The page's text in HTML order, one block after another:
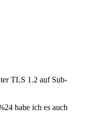
TLS 1.2 auf Sub-
habe ich es auch